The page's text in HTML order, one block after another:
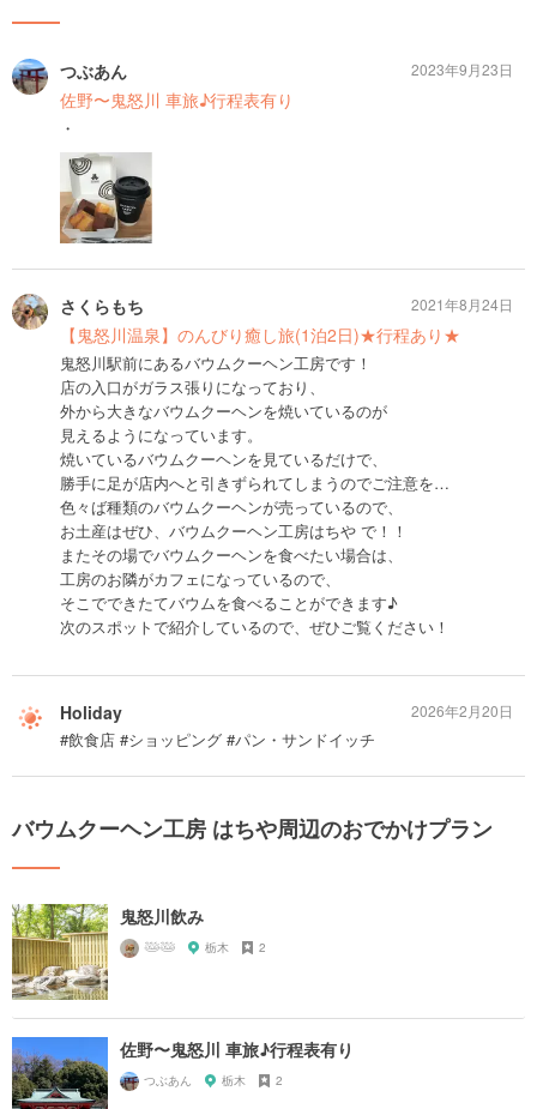
つぶあん
佐野〜鬼怒川 車旅♪行程表有り
・
2023年9月23日
さくらもち
【鬼怒川温泉】のんびり癒し旅(1泊2日)★行程あり★
鬼怒川駅前にあるバウムクーヘン工房です！
店の入口がガラス張りになっており、
外から大きなバウムクーヘンを焼いているのが
見えるようになっています。
焼いているバウムクーヘンを見ているだけで、
勝手に足が店内へと引きずられてしまうのでご注意を…
色々ば種類のバウムクーヘンが売っているので、
お土産はぜひ、バウムクーヘン工房はちや で！！
またその場でバウムクーヘンを食べたい場合は、
工房のお隣がカフェになっているので、
そこでできたてバウムを食べることができます♪
次のスポットで紹介しているので、ぜひご覧ください！
2021年8月24日
Holiday
#飲食店 #ショッピング #パン・サンドイッチ
2026年2月20日
バウムクーヘン工房 はちや周辺のおでかけプラン
鬼怒川飲み
𓅸𓅸 栃木 2
佐野〜鬼怒川 車旅♪行程表有り
つぶあん 栃木 2